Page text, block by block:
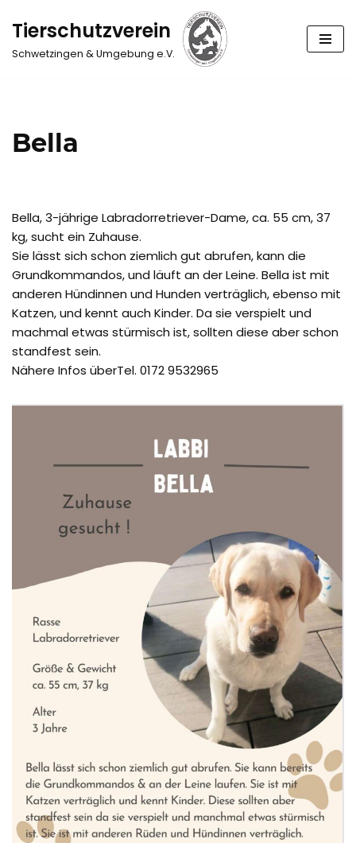
Zum
Inhalt
Tierschutzverein
Schwetzingen & Umgebung e.V.
Bella
Bella, 3-jährige Labradorretriever-Dame, ca. 55 cm, 37
kg, sucht ein Zuhause.
Sie lässt sich schon ziemlich gut abrufen, kann die
Grundkommandos, und läuft an der Leine. Bella ist mit
anderen Hündinnen und Hunden verträglich, ebenso mit
Katzen, und kennt auch Kinder. Da sie verspielt und
machmal etwas stürmisch ist, sollten diese aber schon
standfest sein.
Nähere Infos überTel. 0172 9532965